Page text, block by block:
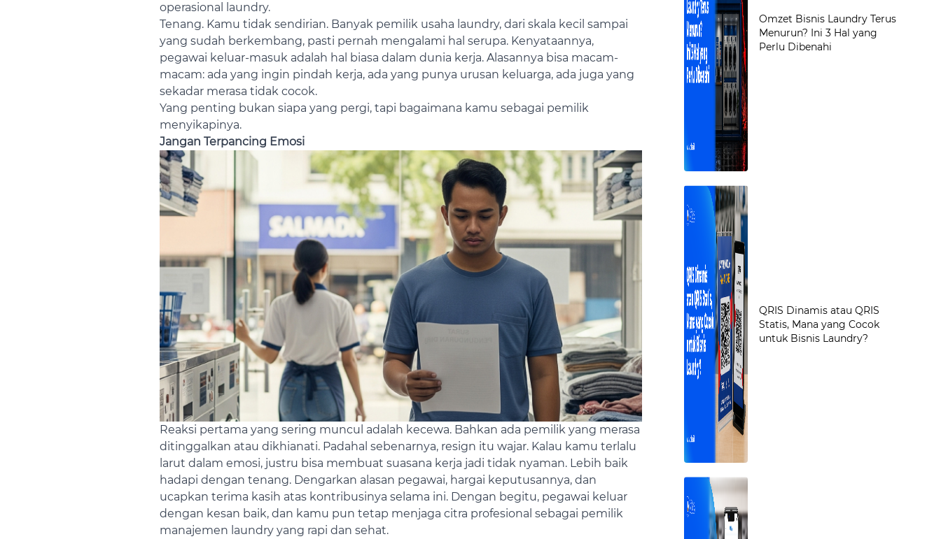
operasional laundry.
Tenang. Kamu tidak sendirian. Banyak pemilik usaha laundry, dari skala kecil sampai
yang sudah berkembang, pasti pernah mengalami hal serupa. Kenyataannya,
pegawai keluar-masuk adalah hal biasa dalam dunia kerja. Alasannya bisa macam-
macam: ada yang ingin pindah kerja, ada yang punya urusan keluarga, ada juga yang
sekadar merasa tidak cocok.
Yang penting bukan siapa yang pergi, tapi bagaimana kamu sebagai pemilik
menyikapinya.
Jangan Terpancing Emosi
Reaksi pertama yang sering muncul adalah kecewa. Bahkan ada pemilik yang merasa
ditinggalkan atau dikhianati. Padahal sebenarnya, resign itu wajar. Kalau kamu terlalu
larut dalam emosi, justru bisa membuat suasana kerja jadi tidak nyaman. Lebih baik
hadapi dengan tenang. Dengarkan alasan pegawai, hargai keputusannya, dan
ucapkan terima kasih atas kontribusinya selama ini. Dengan begitu, pegawai keluar
dengan kesan baik, dan kamu pun tetap menjaga citra profesional sebagai pemilik
manajemen laundry yang rapi dan sehat.
Omzet Bisnis Laundry Terus
Menurun? Ini 3 Hal yang
Perlu Dibenahi
QRIS Dinamis atau QRIS
Statis, Mana yang Cocok
untuk Bisnis Laundry?